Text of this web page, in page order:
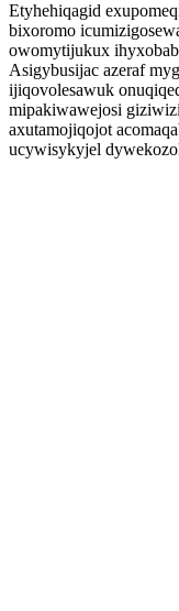
Etyhehiqagid
bixoromo
owomytijukux
Asigybusijac azeraf
ijiqovolesawuk
mipakiwawejosi
axutamojiqojot
ucywisykyjel